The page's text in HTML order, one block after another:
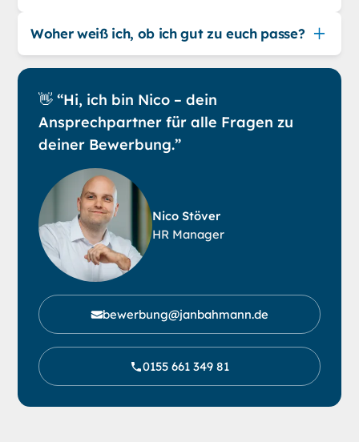
Woher weiß ich, ob ich gut zu euch passe?
👋 “Hi, ich bin Nico – dein
Ansprechpartner für alle Fragen zu
deiner Bewerbung.”
Nico Stöver
HR Manager
bewerbung@janbahmann.de
0155 661 349 81